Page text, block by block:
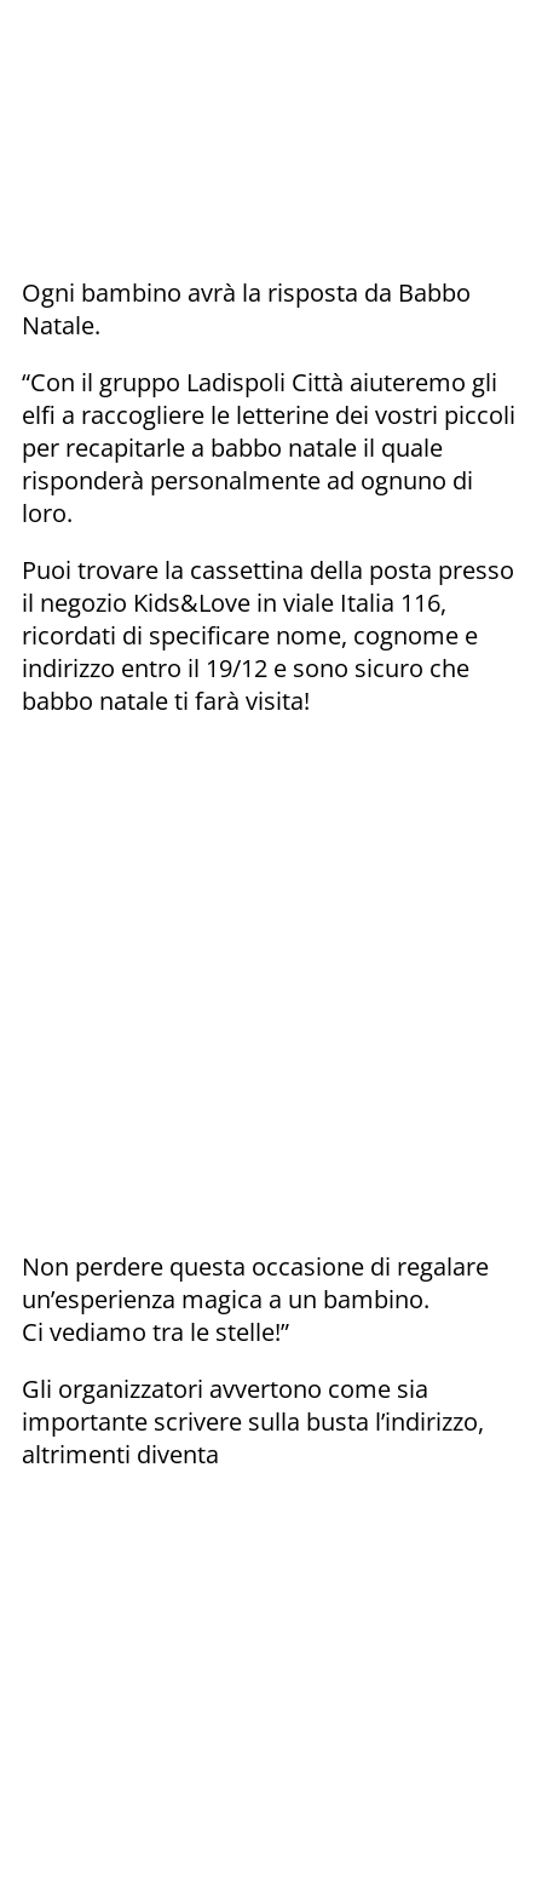
Ogni bambino avrà la risposta da Babbo
Natale.
“Con il gruppo Ladispoli Città aiuteremo gli
elfi a raccogliere le letterine dei vostri piccoli
per recapitarle a babbo natale il quale
risponderà personalmente ad ognuno di
loro.
Puoi trovare la cassettina della posta presso
il negozio Kids&Love in viale Italia 116,
ricordati di specificare nome, cognome e
indirizzo entro il 19/12 e sono sicuro che
babbo natale ti farà visita!
Non perdere questa occasione di regalare
un’esperienza magica a un bambino.
Ci vediamo tra le stelle!”
Gli organizzatori avvertono come sia
importante scrivere sulla busta l’indirizzo,
altrimenti diventa